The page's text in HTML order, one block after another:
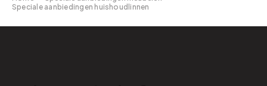
Speciale aanbiedingen huishoudlinnen